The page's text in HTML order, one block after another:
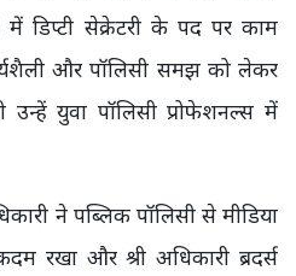
डिप्टी सेक्रेटरी के पद पर काम
और पॉलिसी समझ को लेकर
उन्हें युवा पॉलिसी प्रोफेशनल्स में
ने पब्लिक पॉलिसी से मीडिया
रखा और श्री अधिकारी ब्रदर्स